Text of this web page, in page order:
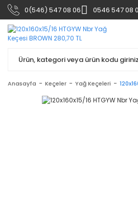
0(546) 547 08 06 0546 547 08
Anasayfa Keçeler Yağ Keçeleri